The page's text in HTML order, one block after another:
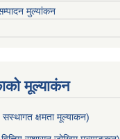
मुल्यांकन
मूल्याकंन
क्षमता मूल्याक‌न)